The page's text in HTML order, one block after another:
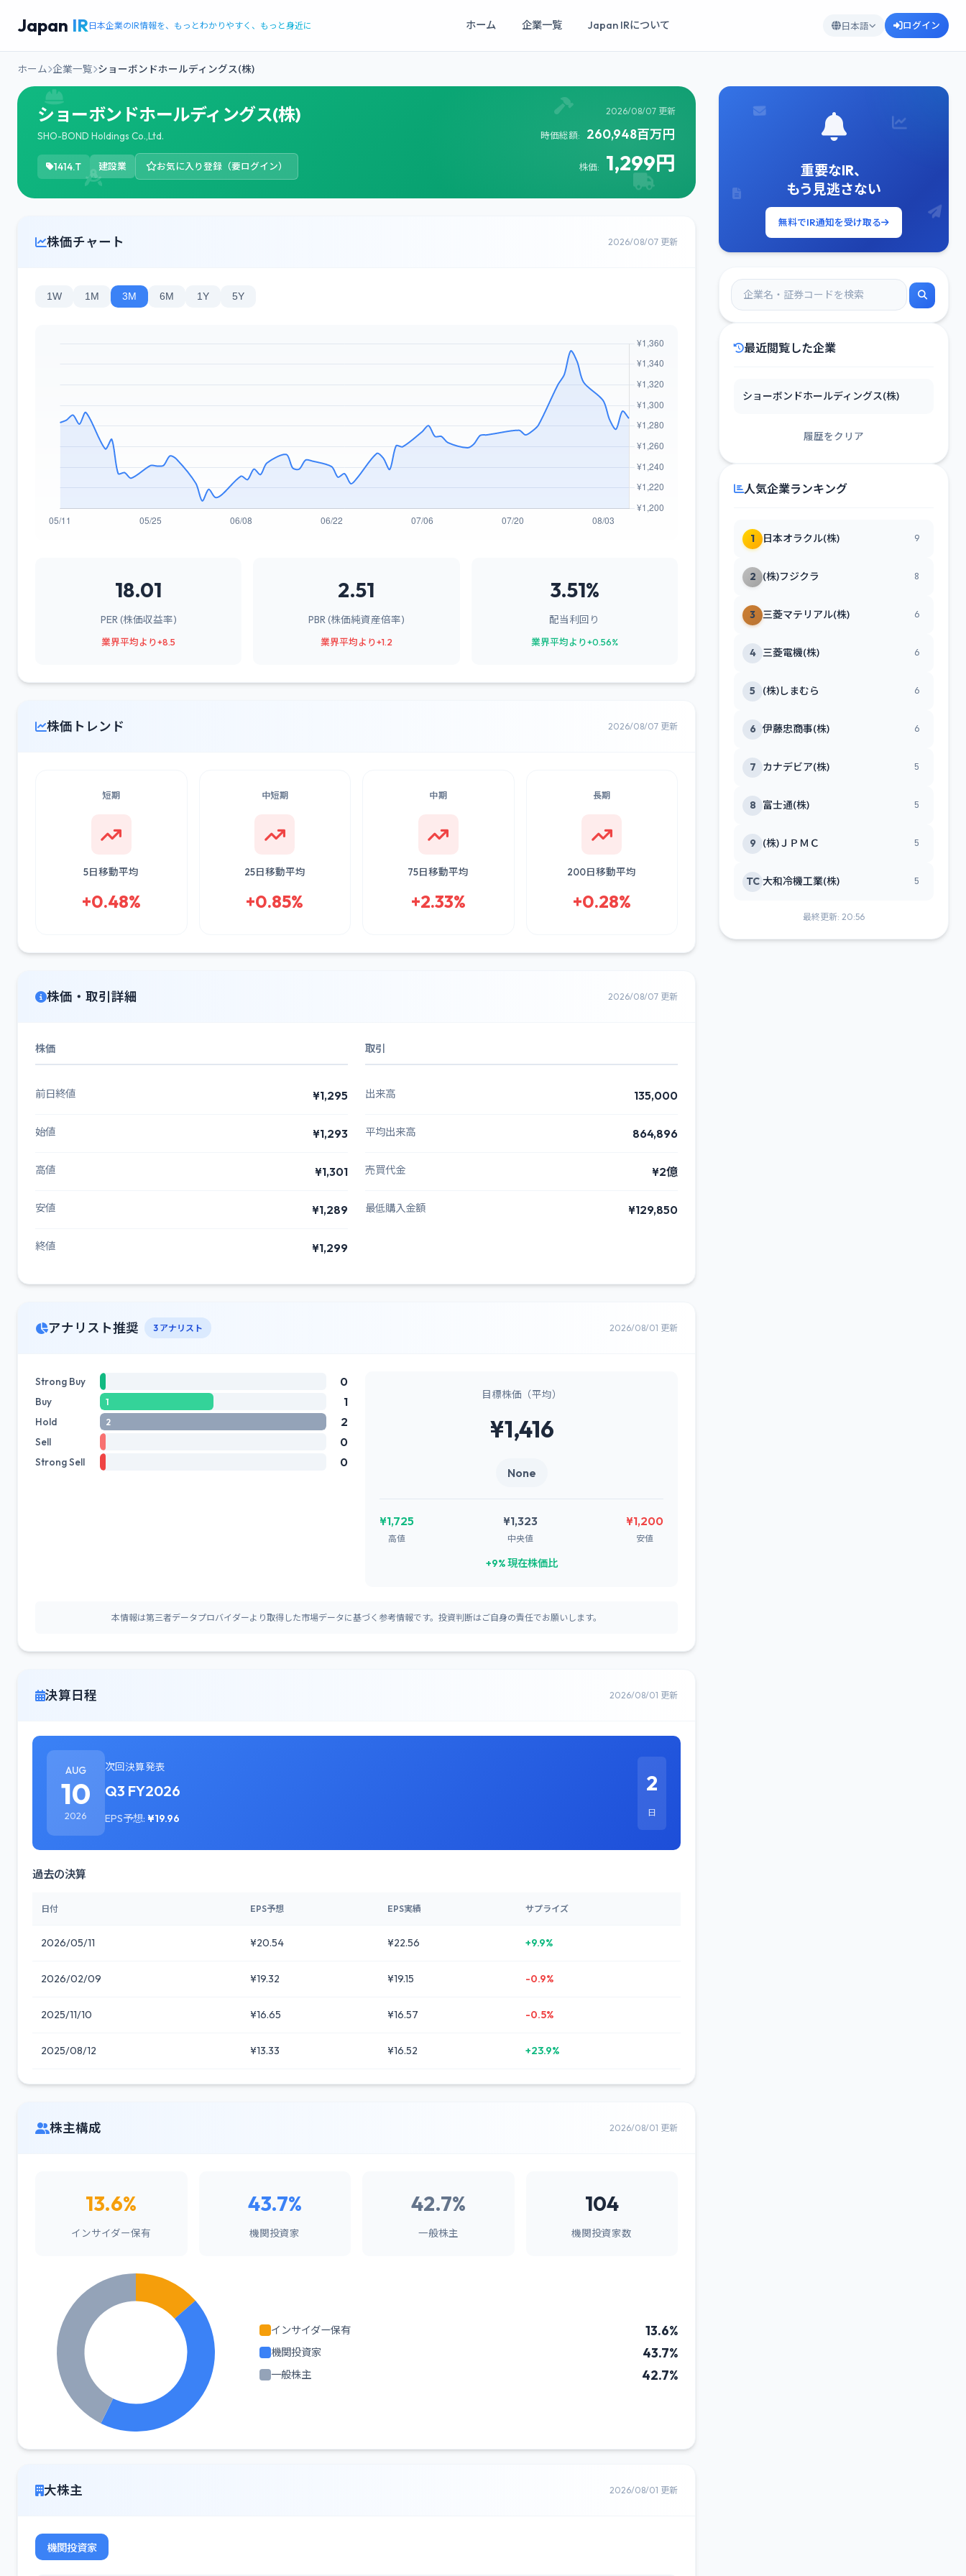
Japan IR日本企業のIR情報を、もっとわかりやすく、もっと身近に ホーム 企業一覧 Japan IRについて 日本語 ログイン
ホーム 企業一覧 ショーボンドホールディングス(株)
ショーボンドホールディングス(株)
SHO-BOND Holdings Co.,Ltd.
1414.T 建設業 お気に入り登録（要ログイン）
2026/08/07 更新
時価総額: 260,948百万円
株価: 1,299円
株価チャート 2026/08/07 更新
1W 1M 3M 6M 1Y 5Y
18.01
PER (株価収益率)
業界平均より+8.5
2.51
PBR (株価純資産倍率)
業界平均より+1.2
3.51%
配当利回り
業界平均より+0.56%
株価トレンド 2026/08/07 更新
短期
5日移動平均
+0.48%
中短期
25日移動平均
+0.85%
中期
75日移動平均
+2.33%
長期
200日移動平均
+0.28%
株価・取引詳細 2026/08/07 更新
株価
前日終値 ¥1,295
始値 ¥1,293
高値 ¥1,301
安値 ¥1,289
終値 ¥1,299
取引
出来高 135,000
平均出来高 864,896
売買代金 ¥2億
最低購入金額 ¥129,850
アナリスト推奨 3 アナリスト 2026/08/01 更新
Strong Buy 0
Buy 1 1
Hold 2 2
Sell 0
Strong Sell 0
目標株価（平均）
¥1,416
None
¥1,725
高値
¥1,323
中央値
¥1,200
安値
+9% 現在株価比
本情報は第三者データプロバイダーより取得した市場データに基づく参考情報です。投資判断はご自身の責任でお願いします。
決算日程 2026/08/01 更新
AUG
10
2026
次回決算発表
Q3 FY2026
EPS予想: ¥19.96
2
日
過去の決算
日付 EPS予想 EPS実績 サプライズ
2026/05/11 ¥20.54 ¥22.56 +9.9%
2026/02/09 ¥19.32 ¥19.15 -0.9%
2025/11/10 ¥16.65 ¥16.57 -0.5%
2025/08/12 ¥13.33 ¥16.52 +23.9%
株主構成 2026/08/01 更新
13.6%
インサイダー保有
43.7%
機関投資家
42.7%
一般株主
104
機関投資家数
インサイダー保有 13.6%
機関投資家 43.7%
一般株主 42.7%
大株主 2026/08/01 更新
機関投資家
重要なIR、
もう見逃さない
無料でIR通知を受け取る
最近閲覧した企業
ショーボンドホールディングス(株)
履歴をクリア
人気企業ランキング
1 日本オラクル(株) 9
2 (株)フジクラ 8
3 三菱マテリアル(株) 6
4 三菱電機(株) 6
5 (株)しまむら 6
6 伊藤忠商事(株) 6
7 カナデビア(株) 5
8 富士通(株) 5
9 (株)ＪＰＭＣ 5
TC 大和冷機工業(株) 5
最終更新: 20:56